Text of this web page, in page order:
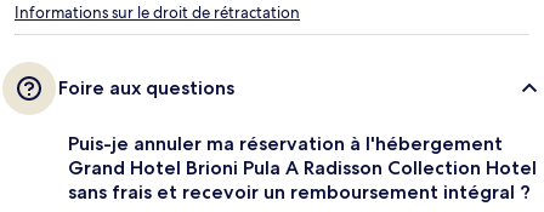
Informations sur le droit de rétractation
Foire aux questions
Puis-je annuler ma réservation à l'hébergement
Grand Hotel Brioni Pula A Radisson Collection Hotel
sans frais et recevoir un remboursement intégral ?